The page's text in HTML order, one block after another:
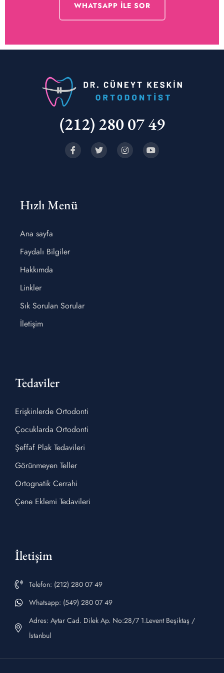
WHATSAPP ILE SOR
(212) 280 07 49
Hızlı Menü
Ana sayfa
Faydalı Bilgiler
Hakkımda
Linkler
Sık Sorulan Sorular
İletişim
Tedaviler
Erişkinlerde Ortodonti
Çocuklarda Ortodonti
Şeffaf Plak Tedavileri
Görünmeyen Teller
Ortognatik Cerrahi
Çene Eklemi Tedavileri
İletişim
Telefon: (212) 280 07 49
Whatsapp: (549) 280 07 49
Adres: Aytar Cad. Dilek Ap. No:28/7 1.Levent Beşiktaş /
İstanbul